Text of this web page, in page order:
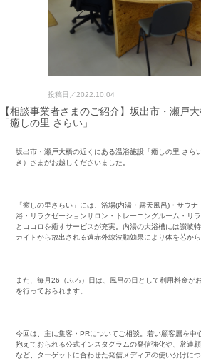
投稿日／2022.10.04
【相談事業者さまのご紹介】坂出市・瀬戸
「癒しの里 さらい」
坂出市・瀬戸大橋の近くにある温浴施設「癒しの里 さら
き）さまがお越しくださいました。
「癒しの里さらい」には、浴場(内湯・露天風呂)・サウ
浴・リラクゼーションサロン・トレーニングルーム・リ
とココロを癒すサービスが充実。内湯の大浴槽には讃岐
カイトから放出される遠赤外線波動効果により体を芯か
また、毎月26（ふろ）日は、風呂の日として利用料金が
を行っておられます。
今回は、主に集客・PRについてご相談。若い顧客層を中
抱えておられる公式インスタグラムの発信強化や、常連
など、ターゲットに合わせた発信メディアの使い分けに